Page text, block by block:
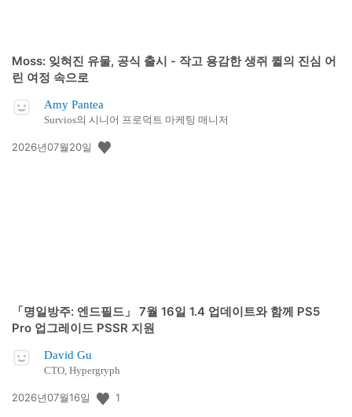
Moss: 잊혀진 유물, 공식 출시 - 작고 용감한 생쥐 퀼의 진심 어
린 여정 속으로
Amy Pantea
Survios의 시니어 프로덕트 마케팅 매니저
공
2026년07월20일
「명일방주: 엔드필드」 7월 16일 1.4 업데이트와 함께 PS5
Pro 업그레이드 PSSR 지원
David Gu
CTO, Hypergryph
공
2026년07월16일 1